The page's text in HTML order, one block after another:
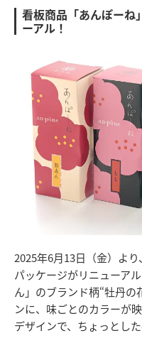
看板商品「あんぽーね
ーアル！
2025年6月13日（金）よ
パッケージがリニューア
ん」のブランド柄“牡丹の
ンに、味ごとのカラーが
デザインで、ちょっとし